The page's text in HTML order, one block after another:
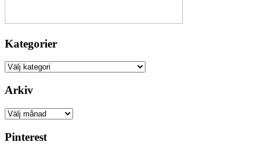
Kategorier
Kategorier
Arkiv
Arkiv
Pinterest